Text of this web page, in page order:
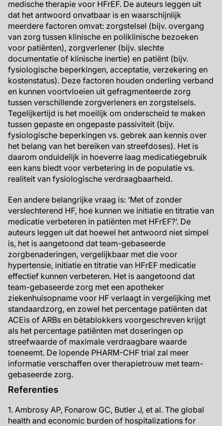
medische therapie voor HFrEF. De auteurs leggen uit
dat het antwoord onvatbaar is en waarschijnlijk
meerdere factoren omvat: zorgstelsel (bijv. overgang
van zorg tussen klinische en poliklinische bezoeken
voor patiënten), zorgverlener (bijv. slechte
documentatie of klinische inertie) en patiënt (bijv.
fysiologische beperkingen, acceptatie, verzekering en
kostenstatus). Deze factoren houden onderling verband
en kunnen voortvloeien uit gefragmenteerde zorg
tussen verschillende zorgverleners en zorgstelsels.
Tegelijkertijd is het moeilijk om onderscheid te maken
tussen gepaste en ongepaste passiviteit (bijv.
fysiologische beperkingen vs. gebrek aan kennis over
het belang van het bereiken van streefdoses). Het is
daarom onduidelijk in hoeverre laag medicatiegebruik
een kans biedt voor verbetering in de populatie vs.
realiteit van fysiologische verdraagbaarheid.
Een andere belangrijke vraag is: ‘Met of zonder
verslechterend HF, hoe kunnen we initiatie en titratie van
medicatie verbeteren in patiënten met HFrEF?’. De
auteurs leggen uit dat hoewel het antwoord niet simpel
is, het is aangetoond dat team-gebaseerde
zorgbenaderingen, vergelijkbaar met die voor
hypertensie, initiatie en titratie van HFrEF medicatie
effectief kunnen verbeteren. Het is aangetoond dat
team-gebaseerde zorg met een apotheker
ziekenhuisopname voor HF verlaagt in vergelijking met
standaardzorg, en zowel het percentage patiënten dat
ACEis of ARBs en bètablokkers voorgeschreven krijgt
als het percentage patiënten met doseringen op
streefwaarde of maximale verdraagbare waarde
toeneemt. De lopende PHARM-CHF trial zal meer
informatie verschaffen over therapietrouw met team-
gebaseerde zorg.
Referenties
1. Ambrosy AP, Fonarow GC, Butler J, et al. The global
health and economic burden of hospitalizations for